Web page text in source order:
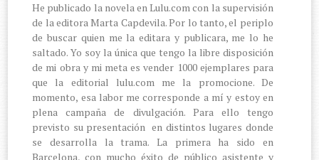
He publicado la novela en Lulu.com con la supervisión
de la editora Marta Capdevila. Por lo tanto, el periplo
de buscar quien me la editara y publicara, me lo he
saltado. Yo soy la única que tengo la libre disposición
de mi obra y mi meta es vender 1000 ejemplares para
que la editorial lulu.com me la promocione. De
momento, esa labor me corresponde a mí y estoy en
plena campaña de divulgación. Para ello tengo
previsto su presentación en distintos lugares donde
se desarrolla la trama. La primera ha sido en
Barcelona, con mucho éxito de público asistente y